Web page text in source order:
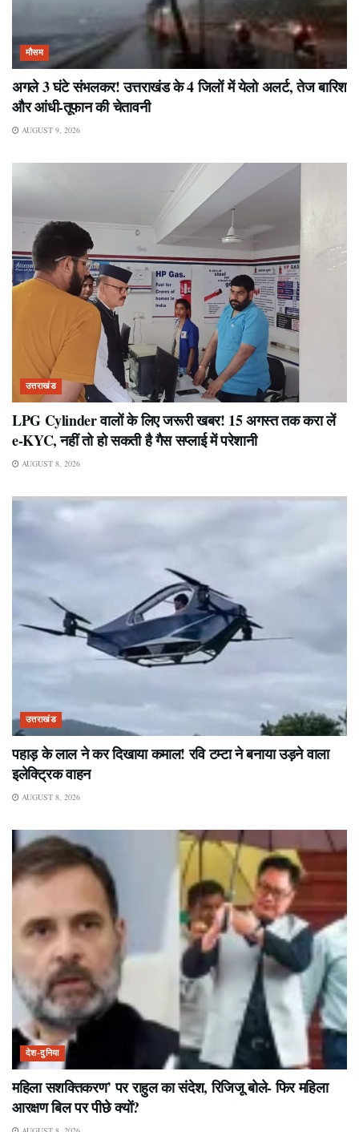
मौसम
अगले 3 घंटे संभलकर! उत्तराखंड के 4 जिलों में येलो अलर्ट, तेज बारिश
और आंधी-तूफान की चेतावनी
AUGUST 9, 2026
उत्तराखंड
LPG Cylinder वालों के लिए जरूरी खबर! 15 अगस्त तक करा लें
e-KYC, नहीं तो हो सकती है गैस सप्लाई में परेशानी
AUGUST 8, 2026
उत्तराखंड
पहाड़ के लाल ने कर दिखाया कमाल! रवि टम्टा ने बनाया उड़ने वाला
इलेक्ट्रिक वाहन
AUGUST 8, 2026
देश-दुनिया
महिला सशक्तिकरण’ पर राहुल का संदेश, रिजिजू बोले- फिर महिला
आरक्षण बिल पर पीछे क्यों?